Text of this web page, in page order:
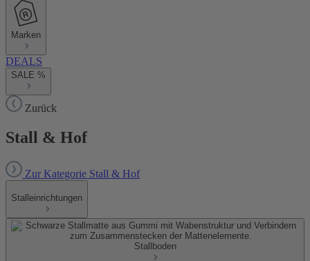
Marken
DEALS
SALE %
Zurück
Stall & Hof
Zur Kategorie Stall & Hof
Stalleinrichtungen
Stallboden